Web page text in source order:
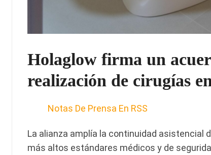
Holaglow firma un
realización de cirugías
Notas De Prensa En RSS
La alianza amplía la continuidad asistencial
más altos estándares médicos y de